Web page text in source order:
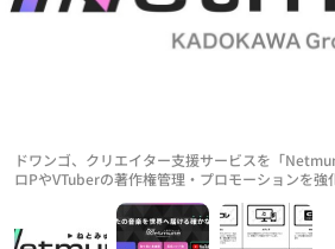
ドワンゴ、クリエイター支援サービスを「
ロPやVTuberの著作権管理・プロモーションを強